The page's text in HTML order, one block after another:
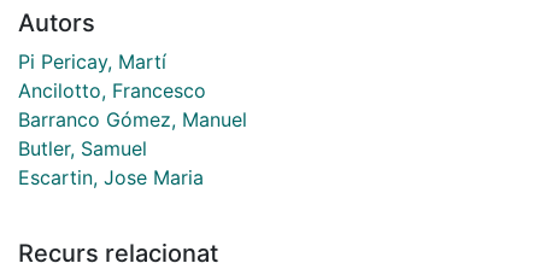
Autors
Pi Pericay, Martí
Ancilotto, Francesco
Barranco Gómez, Manuel
Butler, Samuel
Escartin, Jose Maria
Recurs relacionat